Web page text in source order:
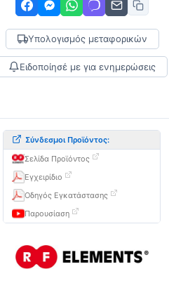
Υπολογισμός μεταφορικών
Ειδοποίησέ με για ενημερώσεις
Σύνδεσμοι Προϊόντος:
Σελίδα Προϊόντος
Εγχειρίδιο
Οδηγός Εγκατάστασης
Παρουσίαση